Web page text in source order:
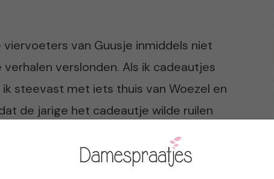
viervoeters van Guusje inmiddels niet
verslonden. Als ik cadeautjes
steevast met iets thuis van Woezel en
de jarige het cadeautje wilde ruilen